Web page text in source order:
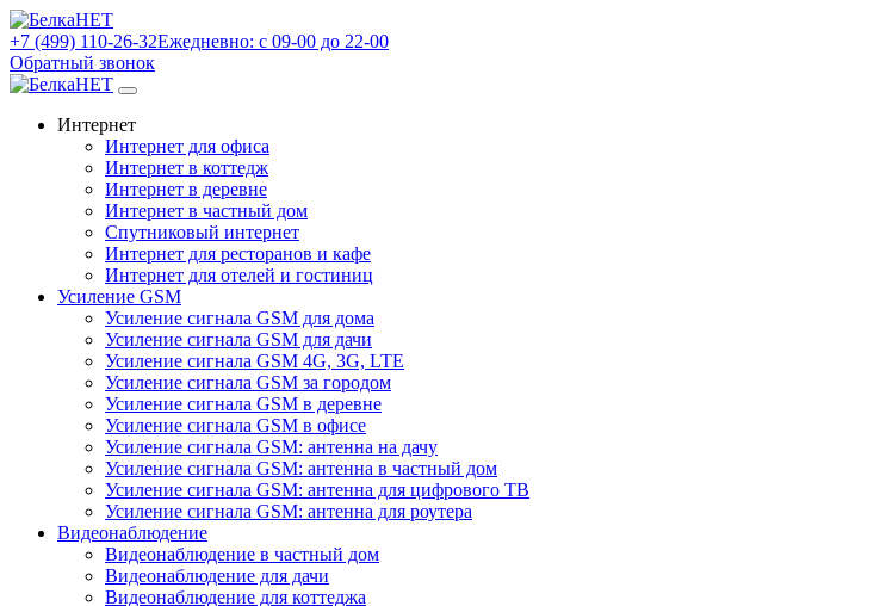
+7 (499) 110-26-32Ежедневно: с 09-00 до 22-00
Обратный звонок
Интернет
Интернет для офиса
Интернет в коттедж
Интернет в деревне
Интернет в частный дом
Спутниковый интернет
Интернет для ресторанов и кафе
Интернет для отелей и гостиниц
Усиление GSM
Усиление сигнала GSM для дома
Усиление сигнала GSM для дачи
Усиление сигнала GSM 4G, 3G, LTE
Усиление сигнала GSM за городом
Усиление сигнала GSM в деревне
Усиление сигнала GSM в офисе
Усиление сигнала GSM: антенна на дачу
Усиление сигнала GSM: антенна в частный дом
Усиление сигнала GSM: антенна для цифрового ТВ
Усиление сигнала GSM: антенна для роутера
Видеонаблюдение
Видеонаблюдение в частный дом
Видеонаблюдение для дачи
Видеонаблюдение для коттеджа